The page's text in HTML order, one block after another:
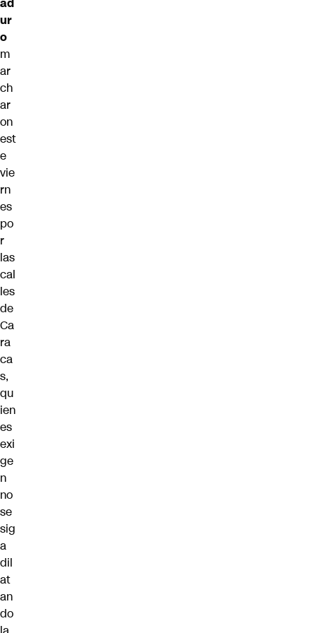
ur
o
m
ar
ch
ar
on
est
e
vie
rn
es
po
r
las
cal
les
de
Ca
ra
ca
s,
qu
ien
es
exi
ge
n
no
se
sig
a
dil
at
an
do